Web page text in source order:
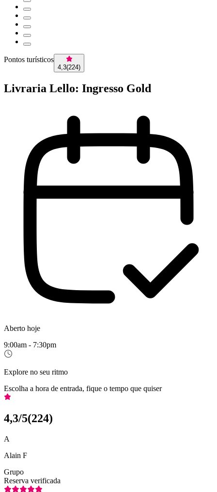
Pontos turísticos
4,3(224)
Livraria Lello: Ingresso Gold
Aberto hoje
9:00am - 7:30pm
Explore no seu ritmo
Escolha a hora de entrada, fique o tempo que quiser
4,3/5(224)
A
Alain F
Grupo
Reserva verificada